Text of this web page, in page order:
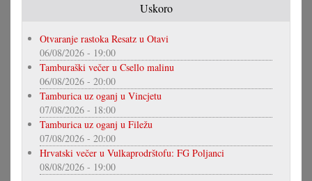
Uskoro
Otvaranje rastoka Resatz u Otavi
06/08/2026 - 19:00
Tamburaški večer u Csello malinu
06/08/2026 - 20:00
Tamburica uz oganj u Vincjetu
07/08/2026 - 18:00
Tamburica uz oganj u Filežu
07/08/2026 - 20:00
Hrvatski večer u Vulkaprodrštofu: FG Poljanci
08/08/2026 - 19:00